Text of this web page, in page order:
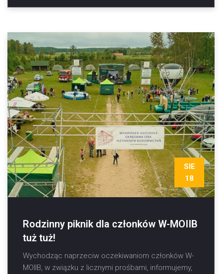
Rodzinny piknik dla członków W-MOIIB
tuż tuż!
SIE
18
Wychodząc naprzeciw oczekiwaniom członków W-
MOIIB, w związku z licznymi prośbami, informujemy,